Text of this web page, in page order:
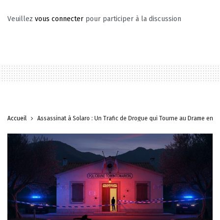
Veuillez vous connecter pour participer à la discussion
Accueil Assassinat à Solaro : Un Trafic de Drogue qui Tourne au Drame en